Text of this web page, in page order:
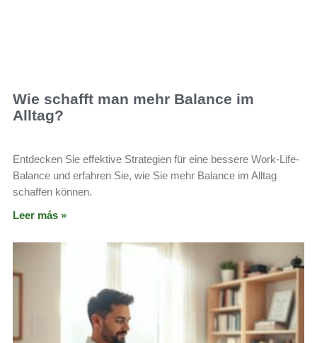
Wie schafft man mehr Balance im
Alltag?
Entdecken Sie effektive Strategien für eine bessere Work-Life-
Balance und erfahren Sie, wie Sie mehr Balance im Alltag
schaffen können.
Leer más »